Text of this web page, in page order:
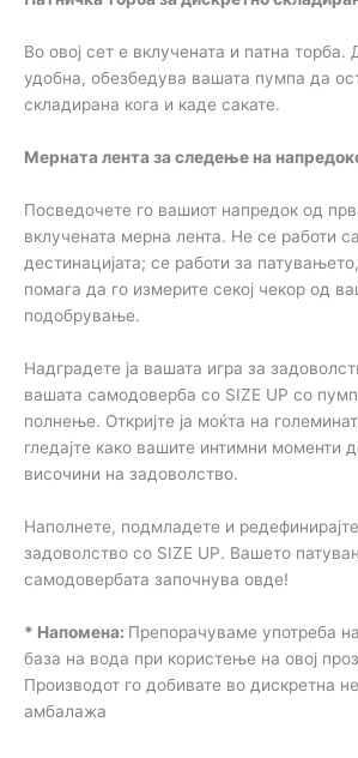
Во овој сет е вклучената и патна торба.
удобна, обезбедува вашата пумпа да
складирана кога и каде сакате.
Мерната лента за следење на
Посведочете го вашиот напредок од
вклучената мерна лента. Не се работи
дестинацијата; се работи за
помага да го измерите секој чекор од
подобрување.
Надградете ја вашата игра за
вашата самодоверба со SIZE UP со
полнење. Откријте ја моќта на
гледајте како вашите интимни моменти
височини на задоволство.
Наполнете, подмладете и
задоволство со SIZE UP. Вашето
самодовербата започнува овде!
* Напомена: Препорачуваме употреба
база на вода при користење на овој
Производот го добивате во дискретна
амбалажа